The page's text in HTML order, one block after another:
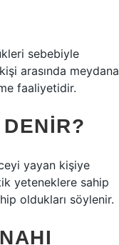
sebebiyle
arasında meydana
faaliyetidir.
yayan kişiye
yeteneklere sahip
oldukları söylenir.